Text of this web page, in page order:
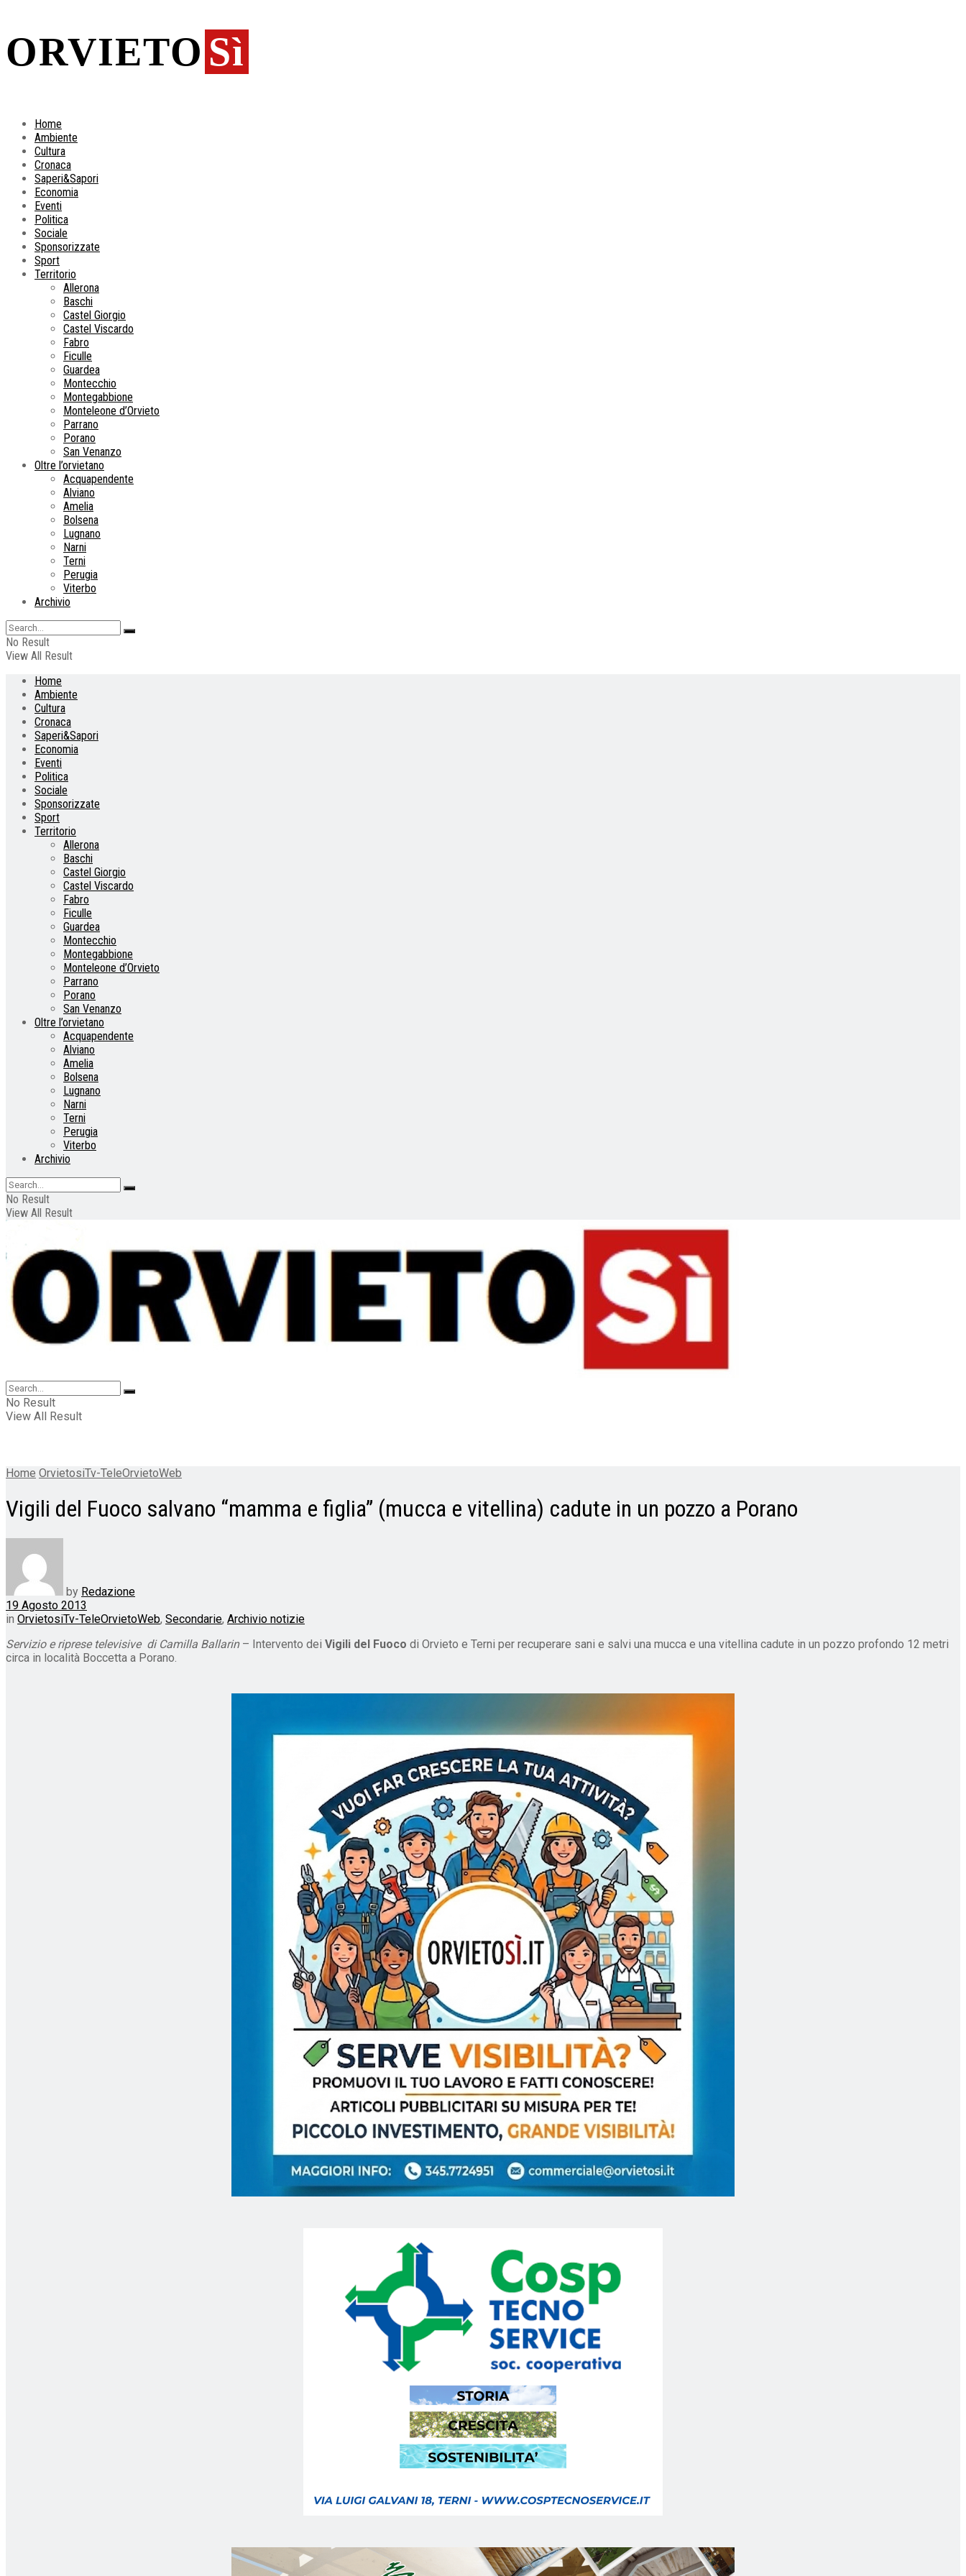
ORVIETO Sì
Home
Ambiente
Cultura
Cronaca
Saperi&Sapori
Economia
Eventi
Politica
Sociale
Sponsorizzate
Sport
Territorio
Allerona
Baschi
Castel Giorgio
Castel Viscardo
Fabro
Ficulle
Guardea
Montecchio
Montegabbione
Monteleone d’Orvieto
Parrano
Porano
San Venanzo
Oltre l’orvietano
Acquapendente
Alviano
Amelia
Bolsena
Lugnano
Narni
Terni
Perugia
Viterbo
Archivio
No Result
View All Result
Home
Ambiente
Cultura
Cronaca
Saperi&Sapori
Economia
Eventi
Politica
Sociale
Sponsorizzate
Sport
Territorio
Allerona
Baschi
Castel Giorgio
Castel Viscardo
Fabro
Ficulle
Guardea
Montecchio
Montegabbione
Monteleone d’Orvieto
Parrano
Porano
San Venanzo
Oltre l’orvietano
Acquapendente
Alviano
Amelia
Bolsena
Lugnano
Narni
Terni
Perugia
Viterbo
Archivio
No Result
View All Result
No Result
View All Result
Home OrvietosiTv-TeleOrvietoWeb
Vigili del Fuoco salvano “mamma e figlia” (mucca e vitellina) cadute in un pozzo a Porano
by Redazione
19 Agosto 2013
in OrvietosiTv-TeleOrvietoWeb, Secondarie, Archivio notizie
Servizio e riprese televisive di Camilla Ballarin– Intervento dei Vigili del Fuoco di Orvieto e Terni per recuperare sani e salvi una mucca e una vitellina cadute in un pozzo profondo 12 metri
circa in località Boccetta a Porano.